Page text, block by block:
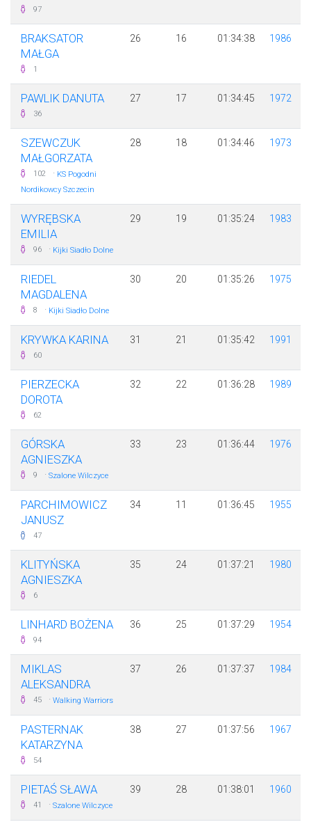
97
BRAKSATOR
MAŁGA
1
26 16 01:34:38 1986
PAWLIK DANUTA
36
27 17 01:34:45 1972
SZEWCZUK
MAŁGORZATA
102 · KS Pogodni
Nordikowcy Szczecin
28 18 01:34:46 1973
WYRĘBSKA
EMILIA
96 · Kijki Siadło Dolne
29 19 01:35:24 1983
RIEDEL
MAGDALENA
8 · Kijki Siadło Dolne
30 20 01:35:26 1975
KRYWKA KARINA
60
31 21 01:35:42 1991
PIERZECKA
DOROTA
62
32 22 01:36:28 1989
GÓRSKA
AGNIESZKA
9 · Szalone Wilczyce
33 23 01:36:44 1976
PARCHIMOWICZ
JANUSZ
47
34 11 01:36:45 1955
KLITYŃSKA
AGNIESZKA
6
35 24 01:37:21 1980
LINHARD BOŻENA
94
36 25 01:37:29 1954
MIKLAS
ALEKSANDRA
45 · Walking Warriors
37 26 01:37:37 1984
PASTERNAK
KATARZYNA
54
38 27 01:37:56 1967
PIETAŚ SŁAWA
41 · Szalone Wilczyce
39 28 01:38:01 1960